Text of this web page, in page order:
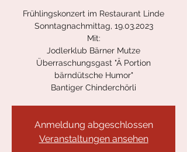
Frühlingskonzert im Restaurant Linde
Sonntagnachmittag, 19.03.2023
Mit:
Jodlerklub Bärner Mutze
Überraschungsgast "Ä Portion
bärndütsche Humor"
Bantiger Chinderchörli
Anmeldung abgeschlossen
Veranstaltungen ansehen